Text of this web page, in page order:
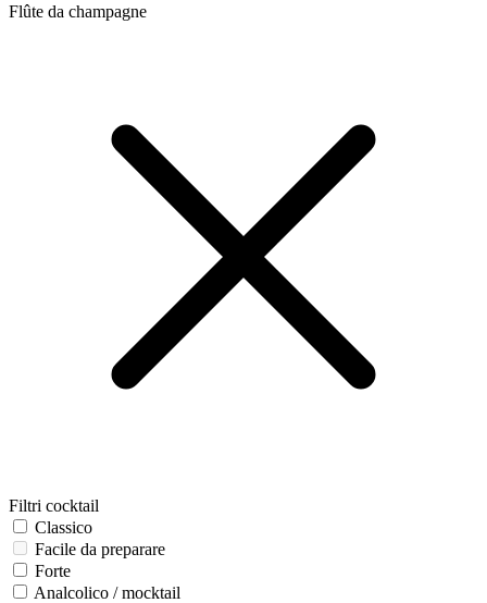
Flûte da champagne
Filtri cocktail
Classico
Facile da preparare
Forte
Analcolico / mocktail